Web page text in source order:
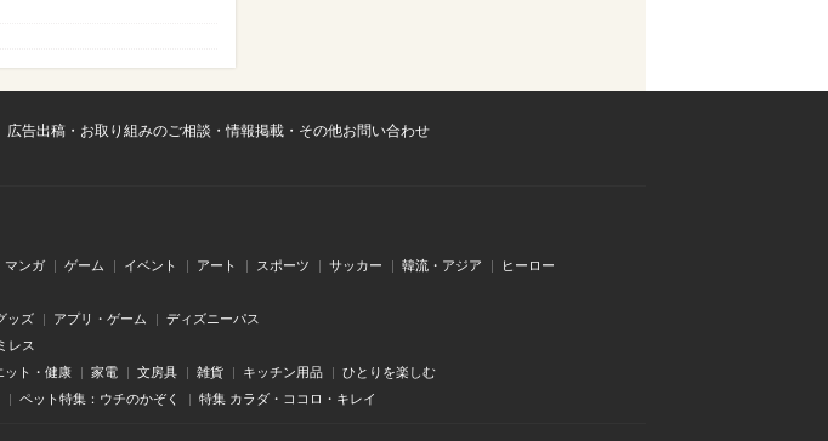
広告出稿・お取り組みのご相談・情報掲載・その他お問い合わせ
マンガ ゲーム イベント アート スポーツ サッカー 韓流・アジア ヒーロー
ッズ アプリ・ゲーム ディズニーパス
レス
ット・健康 家電 文房具 雑貨 キッチン用品 ひとりを楽しむ
ペット特集：ウチのかぞく 特集 カラダ・ココロ・キレイ